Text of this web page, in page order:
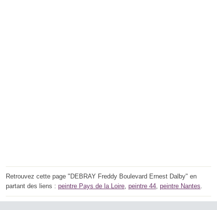
Retrouvez cette page "DEBRAY Freddy Boulevard Ernest Dalby" en
partant des liens : peintre Pays de la Loire, peintre 44, peintre Nantes.